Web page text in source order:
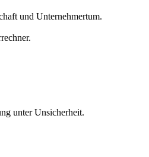
und Unternehmertum.
unter Unsicherheit.